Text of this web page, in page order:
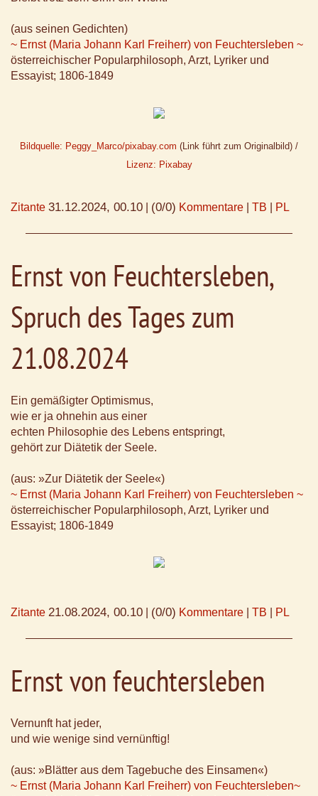
(aus seinen Gedichten)
~ Ernst (Maria Johann Karl Freiherr) von Feuchtersleben ~
österreichischer Popularphilosoph, Arzt, Lyriker und
Essayist; 1806-1849
Bildquelle: Peggy_Marco/pixabay.com (Link führt zum Originalbild) /
Lizenz: Pixabay
Zitante 31.12.2024, 00.10 (0/0) Kommentare TB PL
Ernst von Feuchtersleben,
Spruch des Tages zum
21.08.2024
Ein gemäßigter Optimismus,
wie er ja ohnehin aus einer
echten Philosophie des Lebens entspringt,
gehört zur Diätetik der Seele.
(aus: »Zur Diätetik der Seele«)
~ Ernst (Maria Johann Karl Freiherr) von Feuchtersleben ~
österreichischer Popularphilosoph, Arzt, Lyriker und
Essayist; 1806-1849
Zitante 21.08.2024, 00.10 (0/0) Kommentare TB PL
Ernst von feuchtersleben
Vernunft hat jeder,
und wie wenige sind vernünftig!
(aus: »Blätter aus dem Tagebuche des Einsamen«)
~ Ernst (Maria Johann Karl Freiherr) von Feuchtersleben~